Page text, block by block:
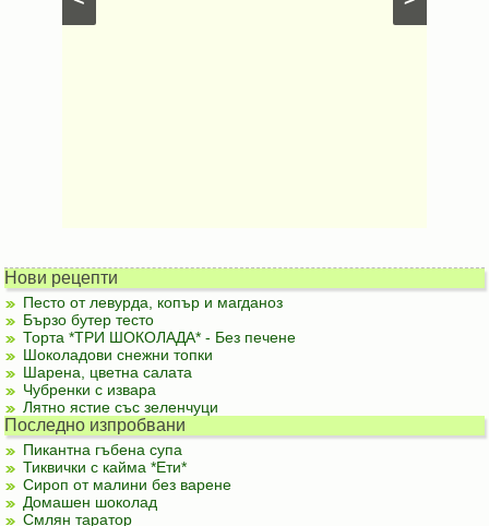
Нови рецепти
Песто от левурда, копър и магданоз
Бързо бутер тесто
Торта *ТРИ ШОКОЛАДА* - Без печене
Шоколадови снежни топки
Шарена, цветна салата
Чубренки с извара
Лятно ястие със зеленчуци
Последно изпробвани
Пикантна гъбена супа
Тиквички с кайма *Ети*
Сироп от малини без варене
Домашен шоколад
Смлян таратор